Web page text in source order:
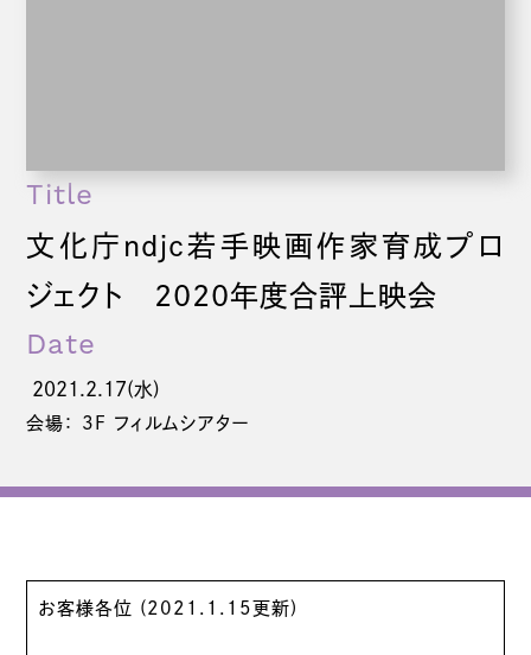
Title
文化庁ndjc若手映画作家育成プロ
ジェクト 2020年度合評上映会
Date
2021.2.17(水)
会場： 3F フィルムシアター
お客様各位 (2021.1.15更新)